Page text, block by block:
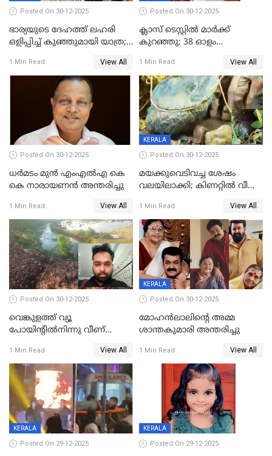
Posted On 30-12-2025
ഭാര്യയുടെ ദേഹത്ത് ലഹരി
ഒളിപ്പിച്ച് കുഞ്ഞുമായി യാത്ര;
പിടികൂടി പൊലീസ്
1 Min Read View All
Posted On 30-12-2025
ക്ലാസ് ടെസ്റ്റിൽ മാർക്ക്
കുറഞ്ഞു; 38 ഓളം
സെന്ററിലെ അധ്യാപകന്‍
മർദിച്ചതായി പരാതി
1 Min Read View All
Posted On 30-12-2025
ധർമടം മുൻ എംഎല്‍എ കെ
കെ നാരായണന്‍ അന്തരിച്ചു
1 Min Read View All
KERALA
Posted On 30-12-2025
മയക്കുവെടിവച്ച ശേഷം
വലയിലാക്കി; കിണറ്റിൽ വീണ
1 Min Read View All
Posted On 30-12-2025
വെങ്കുളത്ത് വ്യൂ
പോയിന്റിൽനിന്നു വീണ്
1 Min Read View All
KERALA
Posted On 30-12-2025
മോഹന്‍ലാലിന്‍റെ അമ്മ
ശാന്തകുമാരി അന്തരിച്ചു
1 Min Read View All
KERALA
Posted On 29-12-2025
KERALA
Posted On 29-12-2025